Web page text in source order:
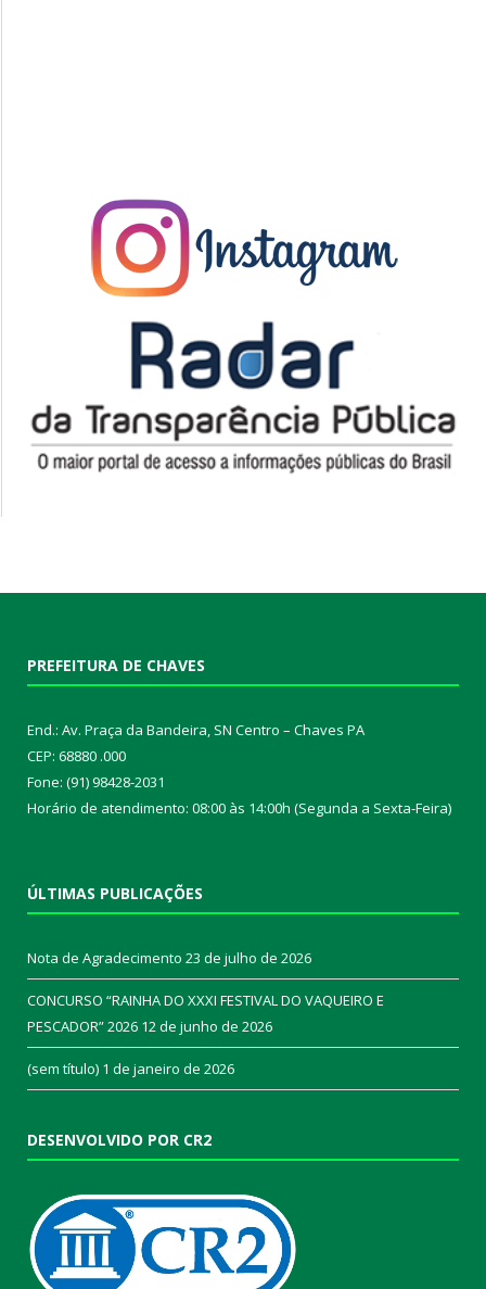
PREFEITURA DE CHAVES
End.: Av. Praça da Bandeira, SN Centro – Chaves PA
CEP: 68880 .000
Fone: (91) 98428-2031
Horário de atendimento: 08:00 às 14:00h (Segunda a Sexta-Feira)
ÚLTIMAS PUBLICAÇÕES
Nota de Agradecimento 23 de julho de 2026
CONCURSO “RAINHA DO XXXI FESTIVAL DO VAQUEIRO E
PESCADOR” 2026 12 de junho de 2026
(sem título) 1 de janeiro de 2026
DESENVOLVIDO POR CR2